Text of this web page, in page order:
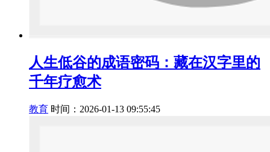
人生低谷的成语密码：藏在汉字里的
千年疗愈术
教育 时间：2026-01-13 09:55:45